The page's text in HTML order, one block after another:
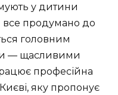
у дитини
все продумано до
головним
— щасливими
професійна
яку пропонує